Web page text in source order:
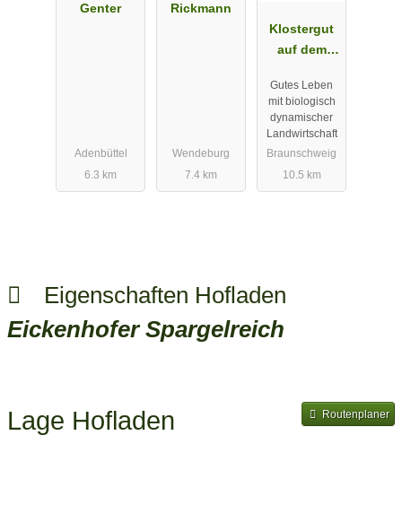
Genter
Adenbüttel
6.3 km
Rickmann
Wendeburg
7.4 km
Klostergut
auf dem
t
Gutes Leben
mit biologisch
dynamischer
Landwirtschaft
Braunschweig
10.5 km
Eigenschaften Hofladen
Eickenhofer Spargelreich
Lage Hofladen Routenplaner